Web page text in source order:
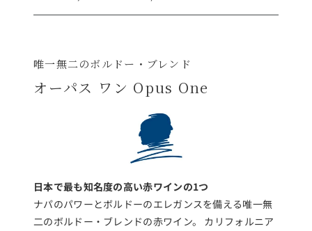
唯一無二のボルドー・ブレンド
オーパス ワン Opus One
日本で最も知名度の高い赤ワインの1つ
ナパのパワーとボルドーのエレガンスを備える唯一無
二のボルドー・ブレンドの赤ワイン。 カリフォルニア